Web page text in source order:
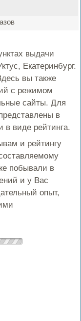
выдачи
Екатеринбург.
вы также
с режимом
сайты. Для
в
в виде рейтинга.
и рейтингу
побывали в
и у Вас
опыт,